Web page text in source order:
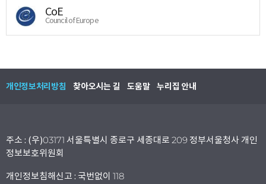
CoE
Council of Europe
개인정보처리방침 찾아오시는 길 도움말 누리집 안내
주소 : (우)03171 서울특별시 종로구 세종대로 209 정부서울청사 개인
정보보호위원회
개인정보침해신고 : 국번없이 118